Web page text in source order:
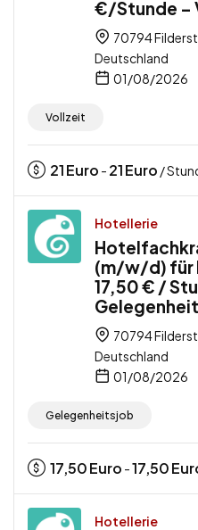
€/Stunde –
70794
Deutschland
01/08/2026
Vollzeit
21Euro - 21Euro /
Hotellerie
(m/w/d) für
17,50 € /
70794
Deutschland
01/08/2026
Gelegenheitsjob
17,50Euro -17,50
Hotellerie